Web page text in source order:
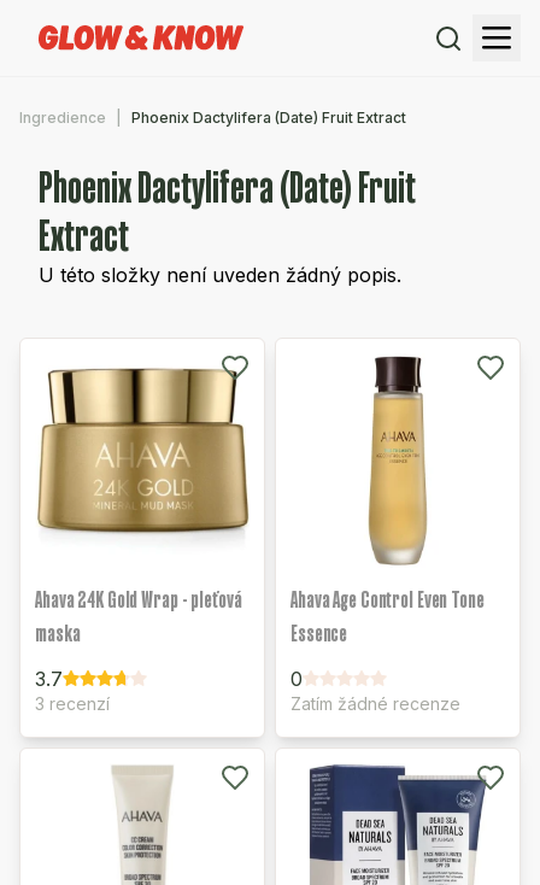
Ingredience Phoenix Dactylifera (Date) Fruit Extract
Phoenix Dactylifera (Date) Fruit
Extract
U této složky není uveden žádný popis.
Ahava 24K Gold Wrap - pleťová
maska
3.7
3 recenzí
Ahava Age Control Even Tone
Essence
0
Zatím žádné recenze